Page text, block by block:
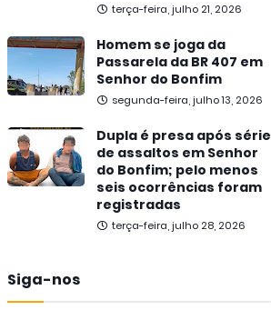
terça-feira, julho 21, 2026
Homem se joga da
Passarela da BR 407 em
Senhor do Bonfim
segunda-feira, julho 13, 2026
Dupla é presa após série
de assaltos em Senhor
do Bonfim; pelo menos
seis ocorrências foram
registradas
terça-feira, julho 28, 2026
Siga-nos